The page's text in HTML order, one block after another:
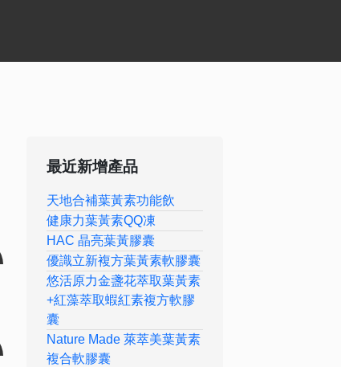
最近新增產品
天地合補葉黃素功能飲
健康力葉黃素QQ凍
HAC 晶亮葉黃膠囊
優識立新複方葉黃素軟膠囊
悠活原力金盞花萃取葉黃素
+紅藻萃取蝦紅素複方軟膠
囊
Nature Made 萊萃美葉黃素
複合軟膠囊